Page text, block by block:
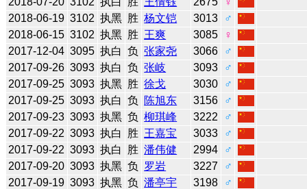
2018-06-19 3102 执黑 胜 杨文铠 3013
♂
2018-06-15 3102 执黑 胜 王爽 3085
♀
2017-12-04 3095 执白 负 张家尧 3066
♂
2017-09-26 3093 执白 负 张岐 3093
♂
2017-09-25 3093 执黑 胜 徐戈 3030
♂
2017-09-25 3093 执白 负 陈旭东 3156
♂
2017-09-23 3093 执黑 负 柳琪峰 3222
♂
2017-09-22 3093 执白 胜 王嘉宝 3033
♂
2017-09-22 3093 执白 胜 潘伟健 2994
♂
2017-09-20 3093 执黑 负 罗岩 3227
♂
2017-09-19 3093 执黑 负 潘亭宇 3198
♂